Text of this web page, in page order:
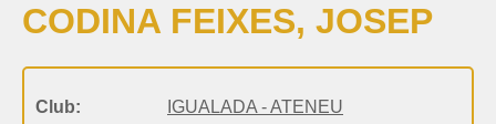
CODINA FEIXES, JOSEP
Club:
IGUALADA - ATENEU